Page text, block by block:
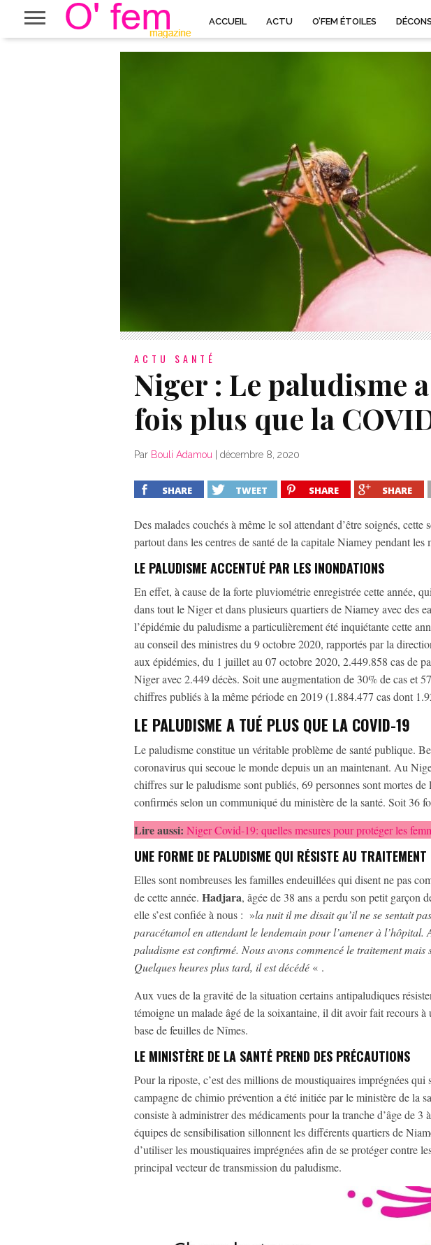
ACCUEIL ACTU O’FEM ÉTOILES
ACTU SANTÉ
Niger : Le paludisme
fois plus que la
Par Bouli Adamou décembre 8, 2020
SHARE TWEET SHARE SHARE
Des malades couchés à même le sol attendant d’être soignés, cette
partout dans les centres de santé de la capitale Niamey pendant
LE PALUDISME ACCENTUÉ PAR LES INONDATIONS
En effet, à cause de la forte pluviométrie enregistrée cette année,
dans tout le Niger et dans plusieurs quartiers de Niamey avec des
l’épidémie du paludisme a particulièrement été inquiétante cette
au conseil des ministres du 9 octobre 2020, rapportés par la
aux épidémies, du 1 juillet au 07 octobre 2020, 2.449.858 cas de
Niger avec 2.449 décès. Soit une augmentation de 30% de cas et
chiffres publiés à la même période en 2019 (1.884.477 cas dont
LE PALUDISME A TUÉ PLUS QUE LA COVID-19
Le paludisme constitue un véritable problème de santé publique.
coronavirus qui secoue le monde depuis un an maintenant. Au
chiffres sur le paludisme sont publiés, 69 personnes sont mortes
confirmés selon un communiqué du ministère de la santé. Soit 36
Lire aussi: Niger Covid-19: quelles mesures pour protéger les
UNE FORME DE PALUDISME QUI RÉSISTE AU TRAITEMENT
Elles sont nombreuses les familles endeuillées qui disent ne pas
de cette année. Hadjara, âgée de 38 ans a perdu son petit garçon
elle s’est confiée à nous : »la nuit il me disait qu’il ne se sentait
paracétamol en attendant le lendemain pour l’amener à l’hôpital.
paludisme est confirmé. Nous avons commencé le traitement mais
Quelques heures plus tard, il est décédé « .
Aux vues de la gravité de la situation certains antipaludiques
témoigne un malade âgé de la soixantaine, il dit avoir fait recours
base de feuilles de Nîmes.
LE MINISTÈRE DE LA SANTÉ PREND DES PRÉCAUTIONS
Pour la riposte, c’est des millions de moustiquaires imprégnées qui
campagne de chimio prévention a été initiée par le ministère de la
consiste à administrer des médicaments pour la tranche d’âge de
équipes de sensibilisation sillonnent les différents quartiers de
d’utiliser les moustiquaires imprégnées afin de se protéger contre
principal vecteur de transmission du paludisme.